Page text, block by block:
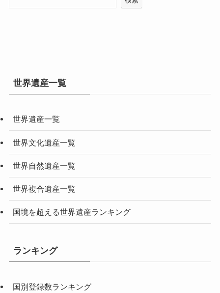
世界遺産一覧
世界遺産一覧
世界文化遺産一覧
世界自然遺産一覧
世界複合遺産一覧
国境を超える世界遺産ランキング
ランキング
国別登録数ランキング